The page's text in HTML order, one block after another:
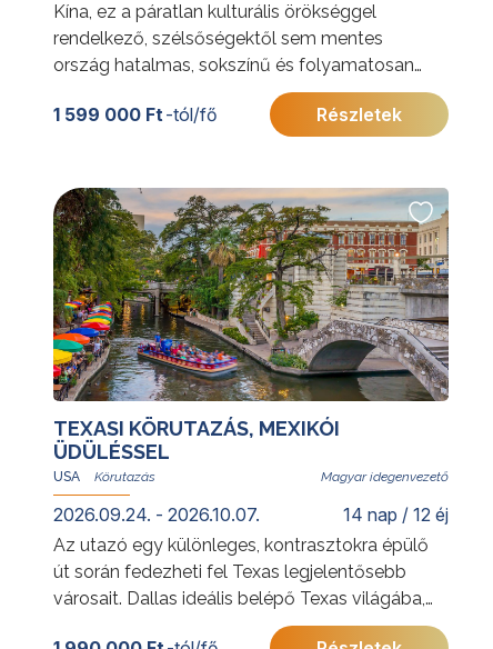
Kína, ez a páratlan kulturális örökséggel
rendelkező, szélsőségektől sem mentes
ország hatalmas, sokszínű és folyamatosan
változó. A kínai körutazás a legszebb
látnivalók mellett Kína igazi arcát is igyekszik
1 599 000 Ft-tól/fő Részletek
TEXASI KÖRUTAZÁS, MEXIKÓI
ÜDÜLÉSSEL
USA Magyar idegenvezető
2026.09.24. - 2026.10.07. 14 nap / 12 éj
Az utazó egy különleges, kontrasztokra épülő
út során fedezheti fel Texas legjelentősebb
városait. Dallas ideális belépő Texas világába,
ahol a modern nagyvárosi élet és a